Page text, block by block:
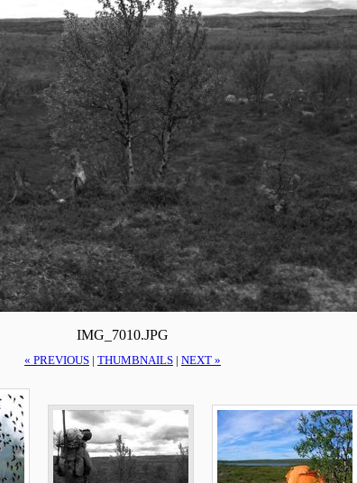
IMG_7010.JPG
« PREVIOUS THUMBNAILS NEXT »